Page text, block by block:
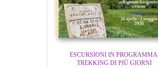
ESCURSIONI IN PROGRAMMA
TREKKING DI PIÙ GIORNI